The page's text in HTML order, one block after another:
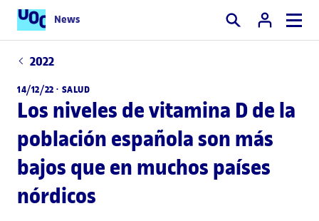
News Buscar
2022
14/12/22 · SALUD
Los niveles de vitamina D de la
población española son más
bajos que en muchos países
nórdicos